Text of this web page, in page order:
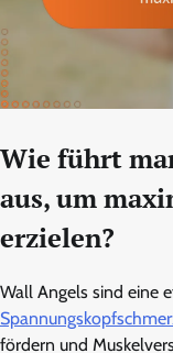
Wie führt
aus, um
erzielen?
Wall Angels sind eine
fördern und